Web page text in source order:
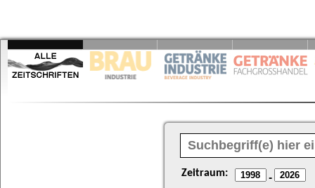
Zeitraum: -